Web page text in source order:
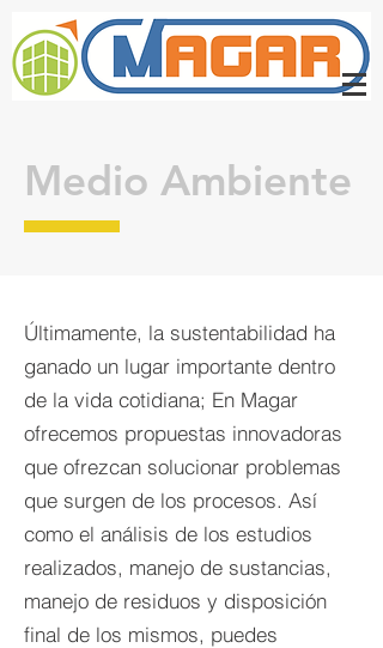
Últimamente, la sustentabilidad ha
ganado un lugar importante dentro
de la vida cotidiana; En Magar
ofrecemos propuestas innovadoras
que ofrezcan solucionar problemas
que surgen de los procesos. Así
como el análisis de los estudios
realizados, manejo de sustancias,
manejo de residuos y disposición
final de los mismos, puedes
Medio Ambiente